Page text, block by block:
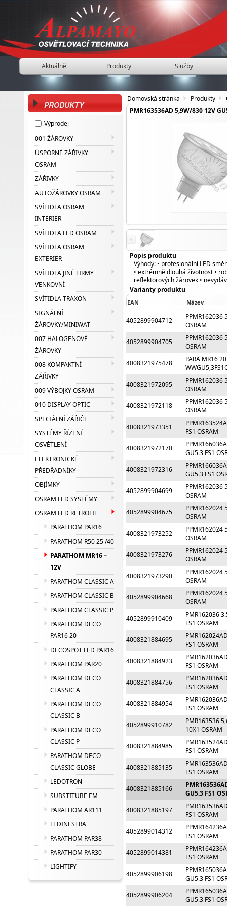
Aktuálně Produkty Služby
PRODUKTY
Výprodej
001 ŽÁROVKY
ÚSPORNÉ ZÁŘIVKY
OSRAM
ZÁŘIVKY
AUTOŽÁROVKY OSRAM
SVÍTIDLA OSRAM
INTERIER
SVÍTIDLA LED OSRAM
SVÍTIDLA OSRAM
EXTERIER
SVÍTIDLA JINÉ FIRMY
VENKOVNÍ
SVÍTIDLA TRAXON
SIGNÁLNÍ
ŽÁROVKY/MINIWAT
007 HALOGENOVÉ
ŽÁROVKY
008 KOMPAKTNÍ
ZÁŘIVKY
009 VÝBOJKY OSRAM
010 DISPLAY OPTIC
SPECIÁLNÍ ZÁŘIČE
SYSTÉMY ŘÍZENÍ
OSVĚTLENÍ
ELEKTRONICKÉ
PŘEDŘADNÍKY
OBJÍMKY
OSRAM LED SYSTÉMY
OSRAM LED RETROFIT
PARATHOM PAR16
PARATHOM R50 25 /40
PARATHOM MR16 –
12V
PARATHOM CLASSIC A
PARATHOM CLASSIC B
PARATHOM CLASSIC P
PARATHOM DECO
PAR16 20
DECOSPOT LED PAR16
PARATHOM PAR20
PARATHOM DECO
CLASSIC A
PARATHOM DECO
CLASSIC B
PARATHOM DECO
CLASSIC P
PARATHOM DECO
CLASSIC GLOBE
LEDOTRON
SUBSTITUBE EM
PARATHOM AR111
LEDINESTRA
PARATHOM PAR38
PARATHOM PAR30
LIGHTIFY
Domovská stránka Produkty
PMR163536AD 5,9W/830 12V
Popis produktu
Výhody: • profesionální LED
• extrémně dlouhá životnost •
reflektorových žárovek •
předmětů, citlivých na teplo,
reflektorová svítidla • životnost
rtuť
Varianty produktu
EAN Název
4052899904712
PPMR162036
OSRAM
4052899904705
PPMR162036
OSRAM
4008321975478
PARA MR16
4008321972095
PPMR162036
OSRAM
4008321972118
PPMR162036
OSRAM
4008321973351
FS1 OSRAM
4008321972170
GU5.3 FS1
4008321972316
GU5.3 FS1
4052899904699
PPMR162036
OSRAM
4052899904675
PPMR162024
OSRAM
4008321973252
PPMR162024
OSRAM
4008321973276
PPMR162024
OSRAM
4008321973290
PPMR162024
OSRAM
4052899904668
PPMR162024
OSRAM
4052899910409
PMR162036
FS1 OSRAM
4008321884695
FS1 OSRAM
4008321884923
FS1 OSRAM
4008321884756
FS1 OSRAM
4008321884954
FS1 OSRAM
4052899910782
PMR163536
10X1 OSRAM
4008321884985
FS1 OSRAM
4008321885135
FS1 OSRAM
4008321885166
GU5.3 FS1
4008321885197
FS1 OSRAM
4052899014312
FS1 OSRAM
4052899014381
FS1 OSRAM
4052899906198
GU5.3 FS1
4052899906204
GU5.3 FS1